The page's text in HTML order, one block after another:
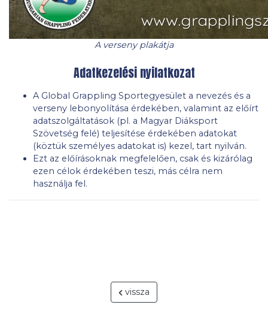
A verseny plakátja
Adatkezelési nyilatkozat
A Global Grappling Sportegyesület a nevezés és a
verseny lebonyolítása érdekében, valamint az előírt
adatszolgáltatások (pl. a Magyar Diáksport
Szövetség felé) teljesítése érdekében adatokat
(köztük személyes adatokat is) kezel, tart nyilván.
Ezt az előírásoknak megfelelően, csak és kizárólag
ezen célok érdekében teszi, más célra nem
használja fel.
vissza